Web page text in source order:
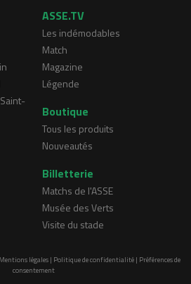
ASSE.TV
Les indémodables
Match
Magazine
Légende
Boutique
Tous les produits
Nouveautés
Billetterie
Matchs de l'ASSE
Musée des Verts
Visite du stade
Mentions légales| Politique de confidentialité| Préférences de
consentement